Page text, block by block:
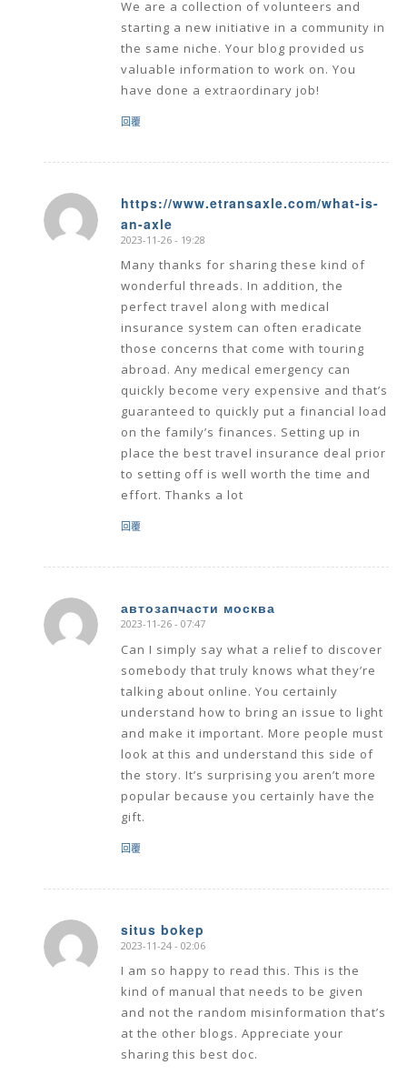
We are a collection of volunteers and
starting a new initiative in a community in
the same niche. Your blog provided us
valuable information to work on. You
have done a extraordinary job!
回覆
https://www.etransaxle.com/what-is-
an-axle
says:
2023-11-26 - 19:28
Many thanks for sharing these kind of
wonderful threads. In addition, the
perfect travel along with medical
insurance system can often eradicate
those concerns that come with touring
abroad. Any medical emergency can
quickly become very expensive and that’s
guaranteed to quickly put a financial load
on the family’s finances. Setting up in
place the best travel insurance deal prior
to setting off is well worth the time and
effort. Thanks a lot
回覆
автозапчасти москва
says:
2023-11-26 - 07:47
Can I simply say what a relief to discover
somebody that truly knows what they’re
talking about online. You certainly
understand how to bring an issue to light
and make it important. More people must
look at this and understand this side of
the story. It’s surprising you aren’t more
popular because you certainly have the
gift.
回覆
situs bokep
says:
2023-11-24 - 02:06
I am so happy to read this. This is the
kind of manual that needs to be given
and not the random misinformation that’s
at the other blogs. Appreciate your
sharing this best doc.